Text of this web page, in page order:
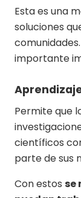
Esta es una
soluciones
importante
Permite que
científicos
parte de sus
Con estos se